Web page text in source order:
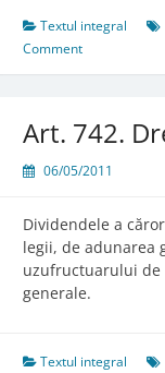
de
Textul integral
Comment
Art. 742.
06/05/2011
Dividendele a
legii, de adunarea
uzufructuarului
generale.
Textul integral